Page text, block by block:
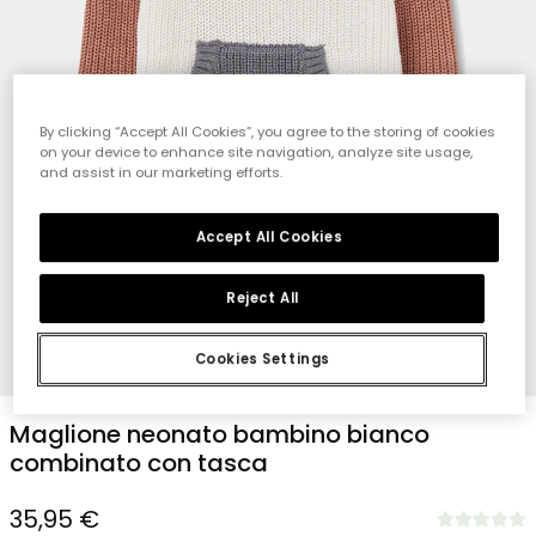
1 2 3 4
Maglione neonato bambino bianco
combinato con tasca
35,95 €
By clicking “Accept All Cookies”, you agree to the storing of cookies
on your device to enhance site navigation, analyze site usage,
and assist in our marketing efforts.
Cookies Settings
Reject All
Accept All Cookies